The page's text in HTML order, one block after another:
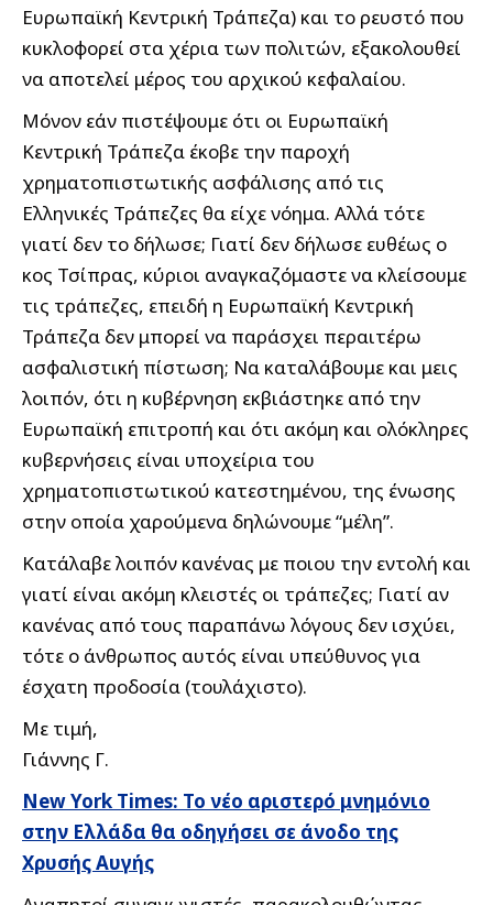
Ευρωπαϊκή Κεντρική Τράπεζα) και το ρευστό που
κυκλοφορεί στα χέρια των πολιτών, εξακολουθεί
να αποτελεί μέρος του αρχικού κεφαλαίου.
Μόνον εάν πιστέψουμε ότι οι Ευρωπαϊκή
Κεντρική Τράπεζα έκοβε την παροχή
χρηματοπιστωτικής ασφάλισης από τις
Ελληνικές Τράπεζες θα είχε νόημα. Αλλά τότε
γιατί δεν το δήλωσε; Γιατί δεν δήλωσε ευθέως ο
κος Τσίπρας, κύριοι αναγκαζόμαστε να κλείσουμε
τις τράπεζες, επειδή η Ευρωπαϊκή Κεντρική
Τράπεζα δεν μπορεί να παράσχει περαιτέρω
ασφαλιστική πίστωση; Να καταλάβουμε και μεις
λοιπόν, ότι η κυβέρνηση εκβιάστηκε από την
Ευρωπαϊκή επιτροπή και ότι ακόμη και ολόκληρες
κυβερνήσεις είναι υποχείρια του
χρηματοπιστωτικού κατεστημένου, της ένωσης
στην οποία χαρούμενα δηλώνουμε “μέλη”.
Κατάλαβε λοιπόν κανένας με ποιου την εντολή και
γιατί είναι ακόμη κλειστές οι τράπεζες; Γιατί αν
κανένας από τους παραπάνω λόγους δεν ισχύει,
τότε ο άνθρωπος αυτός είναι υπεύθυνος για
έσχατη προδοσία (τουλάχιστο).
Με τιμή,
Γιάννης Γ.
New York Times: Το νέο αριστερό μνημόνιο
στην Ελλάδα θα οδηγήσει σε άνοδο της
Χρυσής Αυγής